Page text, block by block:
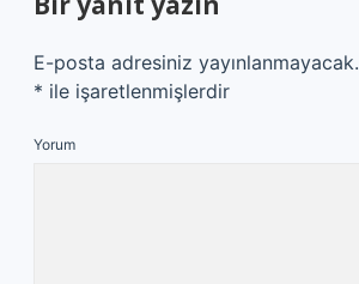
E-posta adresiniz yayınlanmayacak.
* ile işaretlenmişlerdir
Yorum